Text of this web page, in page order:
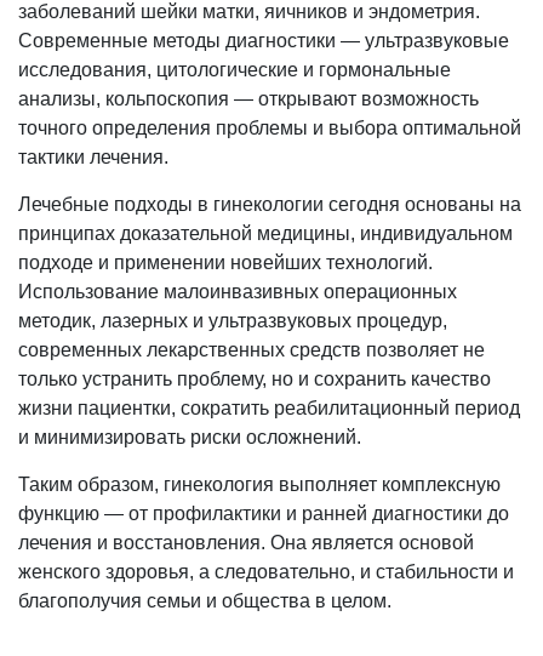
заболеваний шейки матки, яичников и эндометрия.
Современные методы диагностики — ультразвуковые
исследования, цитологические и гормональные
анализы, кольпоскопия — открывают возможность
точного определения проблемы и выбора оптимальной
тактики лечения.
Лечебные подходы в гинекологии сегодня основаны на
принципах доказательной медицины, индивидуальном
подходе и применении новейших технологий.
Использование малоинвазивных операционных
методик, лазерных и ультразвуковых процедур,
современных лекарственных средств позволяет не
только устранить проблему, но и сохранить качество
жизни пациентки, сократить реабилитационный период
и минимизировать риски осложнений.
Таким образом, гинекология выполняет комплексную
функцию — от профилактики и ранней диагностики до
лечения и восстановления. Она является основой
женского здоровья, а следовательно, и стабильности и
благополучия семьи и общества в целом.